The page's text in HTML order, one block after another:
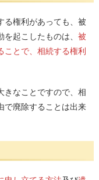
る権利があっても、被
起こしたものは、 被
とで、相続する権利
きなことですので、相
で廃除することは出来